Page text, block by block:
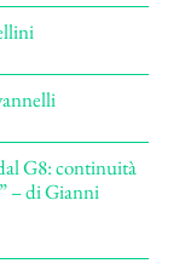
G8: continuità
– di Gianni